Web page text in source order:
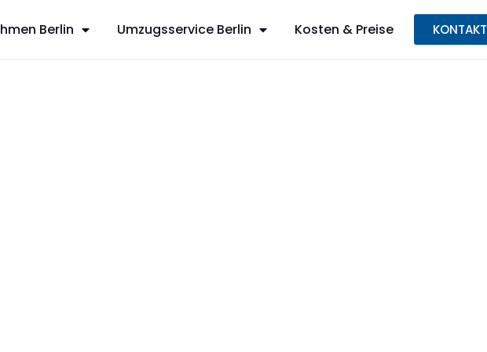
Berlin Umzugsservice Berlin Kosten & Preise KONTAKT